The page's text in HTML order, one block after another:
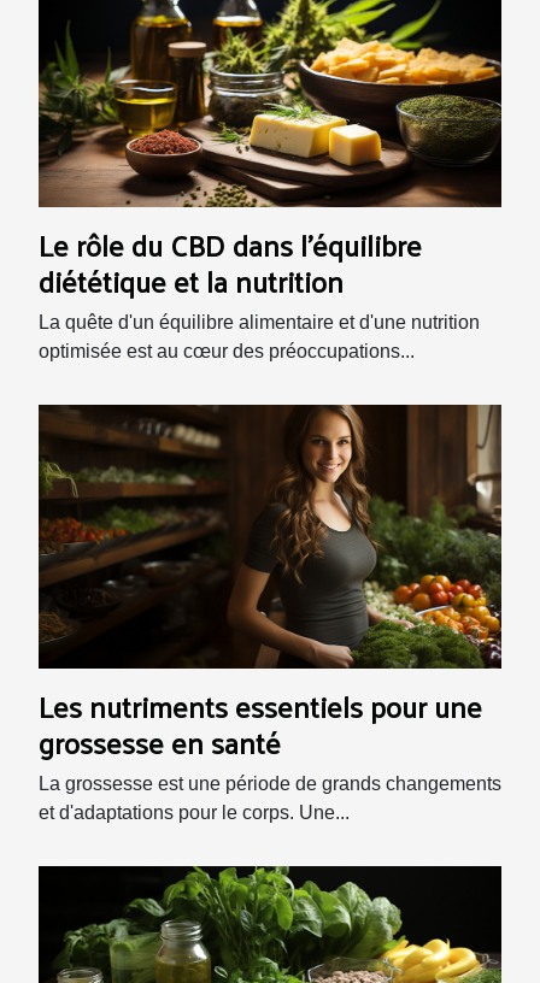
Le rôle du CBD dans l'équilibre
diététique et la nutrition
La quête d'un équilibre alimentaire et d'une nutrition
optimisée est au cœur des préoccupations...
Les nutriments essentiels pour une
grossesse en santé
La grossesse est une période de grands changements
et d'adaptations pour le corps. Une...